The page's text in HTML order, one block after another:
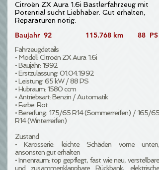
Citroën ZX Aura 1.6i Bastlerfahrzeug mit
Potential sucht Liebhaber. Gut erhalten,
Reparaturen nötig.
Baujahr 92 115.768 km 88 PS
Fahrzeugdetails
• Modell: Citroën ZX Aura 1.6i
• Baujahr: 1992
• Erstzulassung:01.04.1992
• Leistung: 65 kW / 88 PS
• Hubraum: 1580 ccm
• Antriebsart: Benzin / Automatik
• Farbe: Rot
• Bereifung: 175/65 R14 (Sommerreifen) / 165/65
R14 (Winterreifen)
Zustand
• Karosserie: leichte Schäden vorne unten,
ansonsten gut erhalten
• Innenraum: top gepflegt, fast wie neu, verstellbare
und zusammenklappbare Rückbank, elektrische